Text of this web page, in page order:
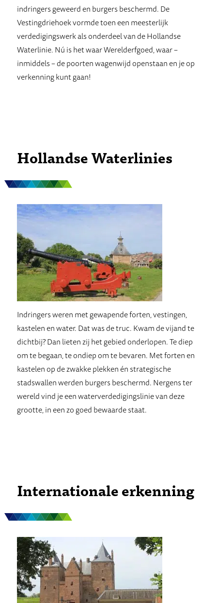
indringers geweerd en burgers beschermd. De
Vestingdriehoek vormde toen een meesterlijk
verdedigingswerk als onderdeel van de Hollandse
Waterlinie. Nú is het waar Werelderfgoed, waar –
inmiddels – de poorten wagenwijd openstaan en je op
verkenning kunt gaan!
Hollandse Waterlinies
Indringers weren met gewapende forten, vestingen,
kastelen en water. Dat was de truc. Kwam de vijand te
dichtbij? Dan lieten zij het gebied onderlopen. Te diep
om te begaan, te ondiep om te bevaren. Met forten en
kastelen op de zwakke plekken én strategische
stadswallen werden burgers beschermd. Nergens ter
wereld vind je een waterverdedigingslinie van deze
grootte, in een zo goed bewaarde staat.
Internationale erkenning